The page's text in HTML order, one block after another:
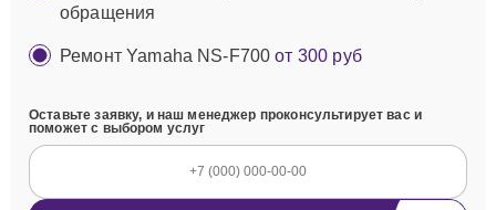
обращения
Ремонт Yamaha NS-F700от 300 руб
Оставьте заявку, и наш менеджер проконсультирует вас и
поможет с выбором услуг